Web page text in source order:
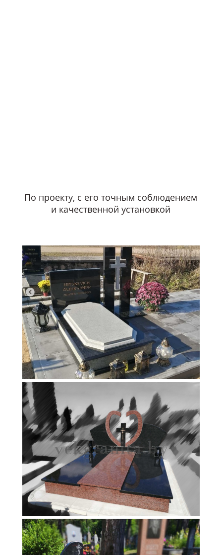
По проекту, с его точным соблюдением
и качественной установкой